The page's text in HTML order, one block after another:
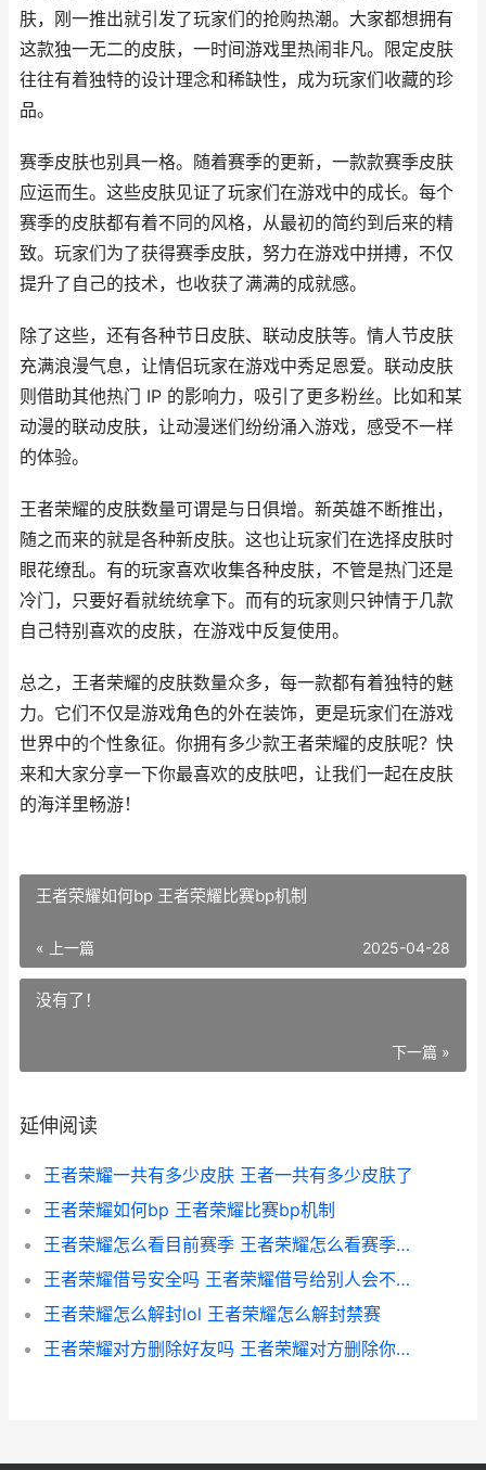
肤，刚一推出就引发了玩家们的抢购热潮。大家都想拥有
这款独一无二的皮肤，一时间游戏里热闹非凡。限定皮肤
往往有着独特的设计理念和稀缺性，成为玩家们收藏的珍
品。
赛季皮肤也别具一格。随着赛季的更新，一款款赛季皮肤
应运而生。这些皮肤见证了玩家们在游戏中的成长。每个
赛季的皮肤都有着不同的风格，从最初的简约到后来的精
致。玩家们为了获得赛季皮肤，努力在游戏中拼搏，不仅
提升了自己的技术，也收获了满满的成就感。
除了这些，还有各种节日皮肤、联动皮肤等。情人节皮肤
充满浪漫气息，让情侣玩家在游戏中秀足恩爱。联动皮肤
则借助其他热门 IP 的影响力，吸引了更多粉丝。比如和某
动漫的联动皮肤，让动漫迷们纷纷涌入游戏，感受不一样
的体验。
王者荣耀的皮肤数量可谓是与日俱增。新英雄不断推出，
随之而来的就是各种新皮肤。这也让玩家们在选择皮肤时
眼花缭乱。有的玩家喜欢收集各种皮肤，不管是热门还是
冷门，只要好看就统统拿下。而有的玩家则只钟情于几款
自己特别喜欢的皮肤，在游戏中反复使用。
总之，王者荣耀的皮肤数量众多，每一款都有着独特的魅
力。它们不仅是游戏角色的外在装饰，更是玩家们在游戏
世界中的个性象征。你拥有多少款王者荣耀的皮肤呢？快
来和大家分享一下你最喜欢的皮肤吧，让我们一起在皮肤
的海洋里畅游！
王者荣耀如何bp 王者荣耀比赛bp机制
« 上一篇 2025-04-28
没有了！
下一篇 »
延伸阅读
王者荣耀一共有多少皮肤 王者一共有多少皮肤了
王者荣耀如何bp 王者荣耀比赛bp机制
王者荣耀怎么看目前赛季 王者荣耀怎么看赛季场次
王者荣耀借号安全吗 王者荣耀借号给别人会不会封
王者荣耀怎么解封lol 王者荣耀怎么解封禁赛
王者荣耀对方删除好友吗 王者荣耀对方删除你好友你知道吗